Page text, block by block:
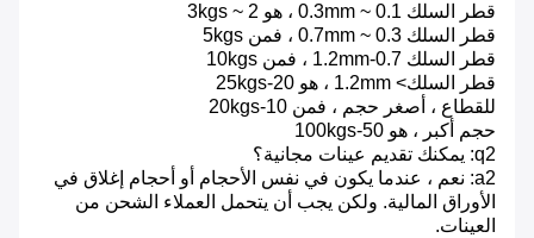
قطر السلك 0.1 ~ 0.3mm ، هو 2 ~ 3kgs
قطر السلك 0.3 ~ 0.7mm ، فمن 5kgs
قطر السلك 0.7-1.2mm ، فمن 10kgs
قطر السلك> 1.2mm ، هو 20-25kgs
للقطاع ، أصغر حجم ، فمن 10-20kgs
حجم أكبر ، هو 50-100kgs
q2: يمكنك تقديم عينات مجانية؟
a2: نعم ، عندما يكون في نفس الأحجام أو أحجام إغلاق في
الأوراق المالية. ولكن يجب أن يتحمل العملاء الشحن من
العينات.